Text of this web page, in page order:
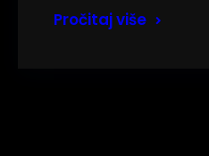
Pročitaj više